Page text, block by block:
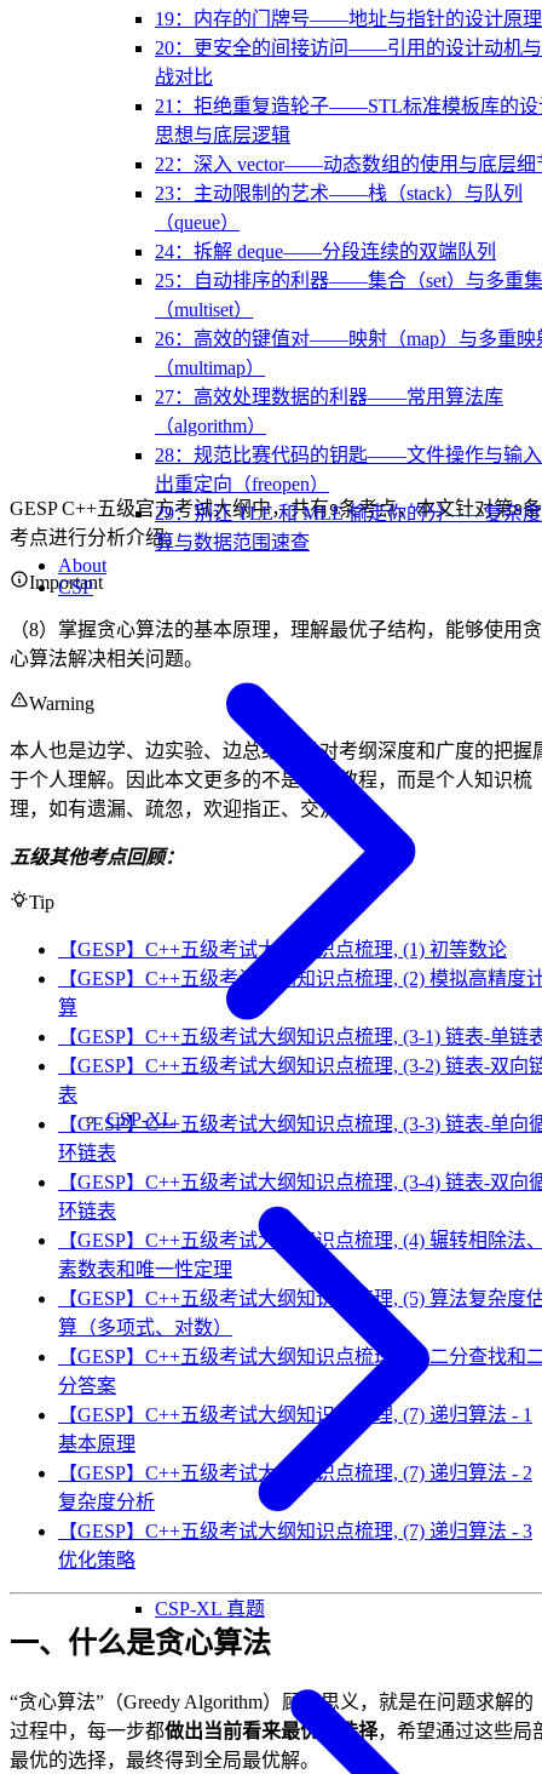
19：内存的门牌号——地址与指针的设计原理
20：更安全的间接访问——引用的设计动机
战对比
21：拒绝重复造轮子——STL标准模板库的设
思想与底层逻辑
22：深入 vector——动态数组的使用与底层细
23：主动限制的艺术——栈（stack）与队列
（queue）
24：拆解 deque——分段连续的双端队列
25：自动排序的利器——集合（set）与多重
（multiset）
26：高效的键值对——映射（map）与多重映
（multimap）
27：高效处理数据的利器——常用算法库
（algorithm）
28：规范比赛代码的钥匙——文件操作与输
出重定向（freopen）
29：别让 TLE 和 MLE 偷走你的分——复杂
算与数据范围速查
About
CSP
CSP-XL
CSP-XL 真题
GESP C++五级官方考试大纲中，共有9条考点，本文针对第8条
考点进行分析介绍。
Important
（8）掌握贪心算法的基本原理，理解最优子结构，能够使用贪
心算法解决相关问题。
Warning
本人也是边学、边实验、边总结，且对考纲深度和广度的把握
于个人理解。因此本文更多的不是一个教程，而是个人知识梳
理，如有遗漏、疏忽，欢迎指正、交流。
五级其他考点回顾：
Tip
【GESP】C++五级考试大纲知识点梳理, (1) 初等数论
【GESP】C++五级考试大纲知识点梳理, (2) 模拟高精度
算
【GESP】C++五级考试大纲知识点梳理, (3-1) 链表-单链
【GESP】C++五级考试大纲知识点梳理, (3-2) 链表-双向
表
【GESP】C++五级考试大纲知识点梳理, (3-3) 链表-单向
环链表
【GESP】C++五级考试大纲知识点梳理, (3-4) 链表-双向
环链表
【GESP】C++五级考试大纲知识点梳理, (4) 辗转相除法
素数表和唯一性定理
【GESP】C++五级考试大纲知识点梳理, (5) 算法复杂度
算（多项式、对数）
【GESP】C++五级考试大纲知识点梳理, (6) 二分查找和
分答案
【GESP】C++五级考试大纲知识点梳理, (7) 递归算法 - 1
基本原理
【GESP】C++五级考试大纲知识点梳理, (7) 递归算法 - 2
复杂度分析
【GESP】C++五级考试大纲知识点梳理, (7) 递归算法 - 3
优化策略
一、什么是贪心算法
“贪心算法”（Greedy Algorithm）顾名思义，就是在问题求解的
过程中，每一步都做出当前看来最优的选择，希望通过这些局
最优的选择，最终得到全局最优解。